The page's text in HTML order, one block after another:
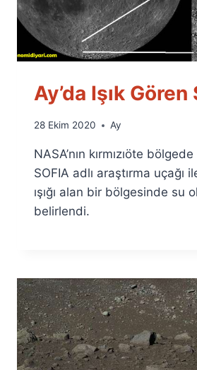
Ay’da Işık
By
Fuat
Özyar
28 Ekim 2020 Ay
NASA’nın kırmızıöte
SOFIA adlı araştırma uçağı
ışığı alan bir bölgesinde su
belirlendi.